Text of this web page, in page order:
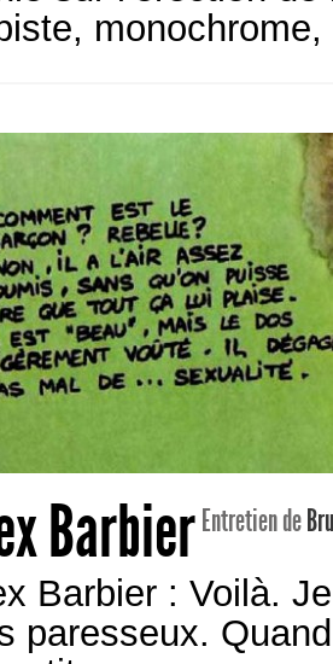
Barbier Entretien de
Barbier : Voilà.
paresseux.